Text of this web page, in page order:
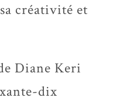
créativité et
Diane Keri
dix